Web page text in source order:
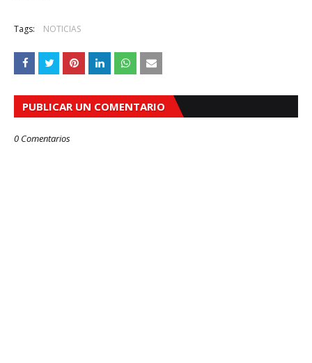
Tags: NOTICIAS
PUBLICAR UN COMENTARIO
0 Comentarios